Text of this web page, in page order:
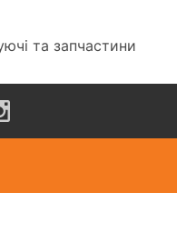
та запчастини